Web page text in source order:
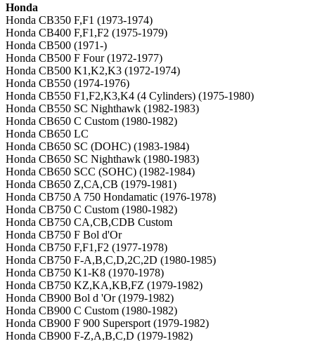
Honda
Honda CB350 F,F1 (1973-1974)
Honda CB400 F,F1,F2 (1975-1979)
Honda CB500 (1971-)
Honda CB500 F Four (1972-1977)
Honda CB500 K1,K2,K3 (1972-1974)
Honda CB550 (1974-1976)
Honda CB550 F1,F2,K3,K4 (4 Cylinders) (1975-1980)
Honda CB550 SC Nighthawk (1982-1983)
Honda CB650 C Custom (1980-1982)
Honda CB650 LC
Honda CB650 SC (DOHC) (1983-1984)
Honda CB650 SC Nighthawk (1980-1983)
Honda CB650 SCC (SOHC) (1982-1984)
Honda CB650 Z,CA,CB (1979-1981)
Honda CB750 A 750 Hondamatic (1976-1978)
Honda CB750 C Custom (1980-1982)
Honda CB750 CA,CB,CDB Custom
Honda CB750 F Bol d'Or
Honda CB750 F,F1,F2 (1977-1978)
Honda CB750 F-A,B,C,D,2C,2D (1980-1985)
Honda CB750 K1-K8 (1970-1978)
Honda CB750 KZ,KA,KB,FZ (1979-1982)
Honda CB900 Bol d 'Or (1979-1982)
Honda CB900 C Custom (1980-1982)
Honda CB900 F 900 Supersport (1979-1982)
Honda CB900 F-Z,A,B,C,D (1979-1982)